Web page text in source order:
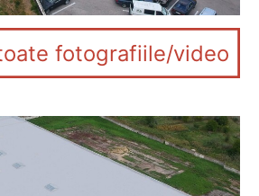
fotografiile/video